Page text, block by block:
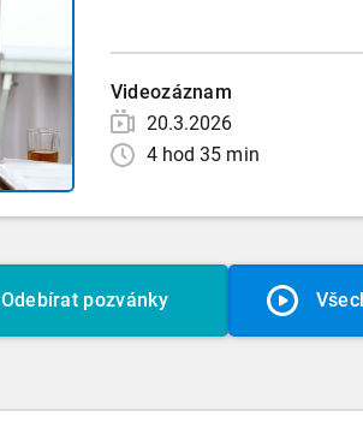
Videozáznam
20.3.2026
4 hod 35 min
Odebírat pozvánky